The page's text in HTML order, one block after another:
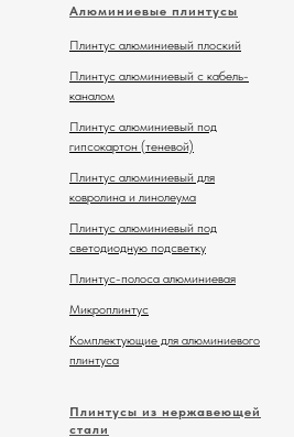
Алюминиевые плинтусы
Плинтус алюминиевый плоский
Плинтус алюминиевый с кабель-
каналом
Плинтус алюминиевый под
гипсокартон (теневой)
Плинтус алюминиевый для
ковролина и линолеума
Плинтус алюминиевый под
светодиодную подсветку
Плинтус-полоса алюминиевая
Микроплинтус
Комплектующие для алюминиевого
плинтуса
Плинтусы из нержавеющей
стали